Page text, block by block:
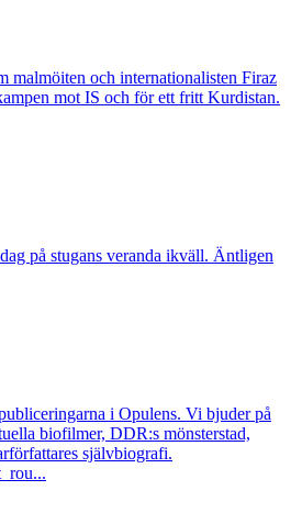
malmöiten och internationalisten Firaz
mot IS och för ett fritt Kurdistan.
på stugans veranda ikväll. Äntligen
i Opulens. Vi bjuder på
biofilmer, DDR:s mönsterstad,
självbiografi.